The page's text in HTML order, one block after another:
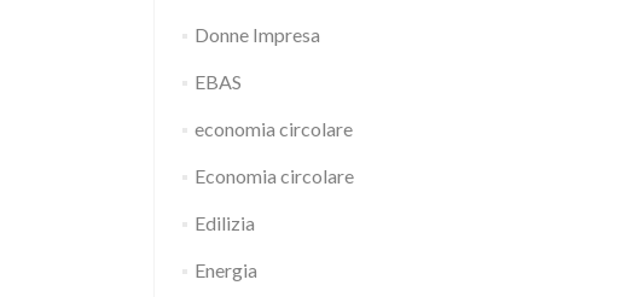
Donne Impresa
EBAS
economia circolare
Economia circolare
Edilizia
Energia